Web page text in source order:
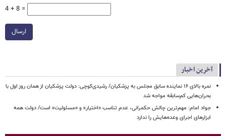
4 + 8 =
ارسال
آخرین اخبار
نمره بالای ۱۶ نماینده سابق مجلس به پزشکیان/ رشیدی‌کوچی: دولت پزشکیان از همان روز اول با
بحران‌هایی کم‌سابقه مواجه شد
جواد امام: مهم‌ترین چالش حکمرانی، عدم تناسب «اختیار» و «مسئولیت» است/ دولت همه
ابزارهای اجرای وعده‌هایش را ندارد